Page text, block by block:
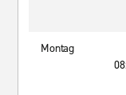
Montag